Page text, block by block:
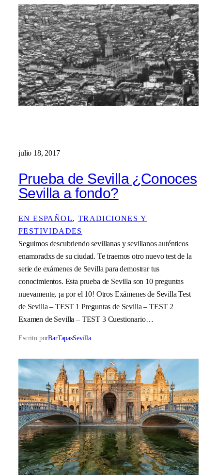
julio 18, 2017
Prueba de Sevilla ¿Conoces
Sevilla a fondo?
EN ESPAÑOL, TRADICIONES Y
FESTIVIDADES
Seguimos descubriendo sevillanas y sevillanos auténticos
enamoradxs de su ciudad. Te traemos otro nuevo test de la
serie de exámenes de Sevilla para demostrar tus
conocimientos. Esta prueba de Sevilla son 10 preguntas
nuevamente, ¡a por el 10! Otros Exámenes de Sevilla Test
de Sevilla – TEST 1 Preguntas de Sevilla – TEST 2
Examen de Sevilla – TEST 3 Cuestionario…
Escrito porBarTapasSevilla